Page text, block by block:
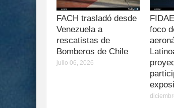
FACH trasladó desde
Venezuela a
rescatistas de
Bomberos de Chile
julio 06, 2026
foco